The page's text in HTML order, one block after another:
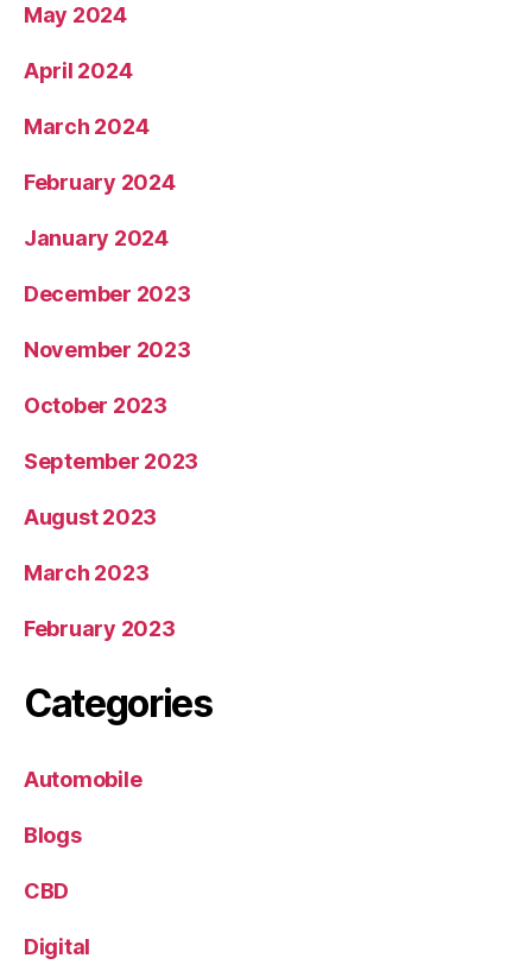
May 2024
April 2024
March 2024
February 2024
January 2024
December 2023
November 2023
October 2023
September 2023
August 2023
March 2023
February 2023
Categories
Automobile
Blogs
CBD
Digital